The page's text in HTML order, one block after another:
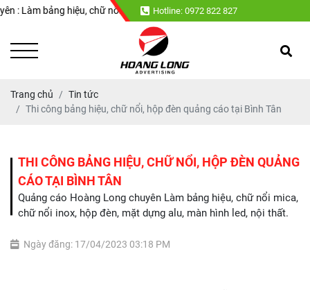
bảng hiệu, chữ nổi mica, chữ nổi inox, hộp đèn, mặt dựng alu, màn
Hotline: 0972 822 827
Trang chủ
Tin tức
Thi công bảng hiệu, chữ nổi, hộp đèn quảng cáo tại Bình Tân
THI CÔNG BẢNG HIỆU, CHỮ NỔI, HỘP ĐÈN QUẢNG
CÁO TẠI BÌNH TÂN
Quảng cáo Hoàng Long chuyên Làm bảng hiệu, chữ nổi mica,
chữ nổi inox, hộp đèn, mặt dựng alu, màn hình led, nội thất.
Ngày đăng: 17/04/2023 03:18 PM